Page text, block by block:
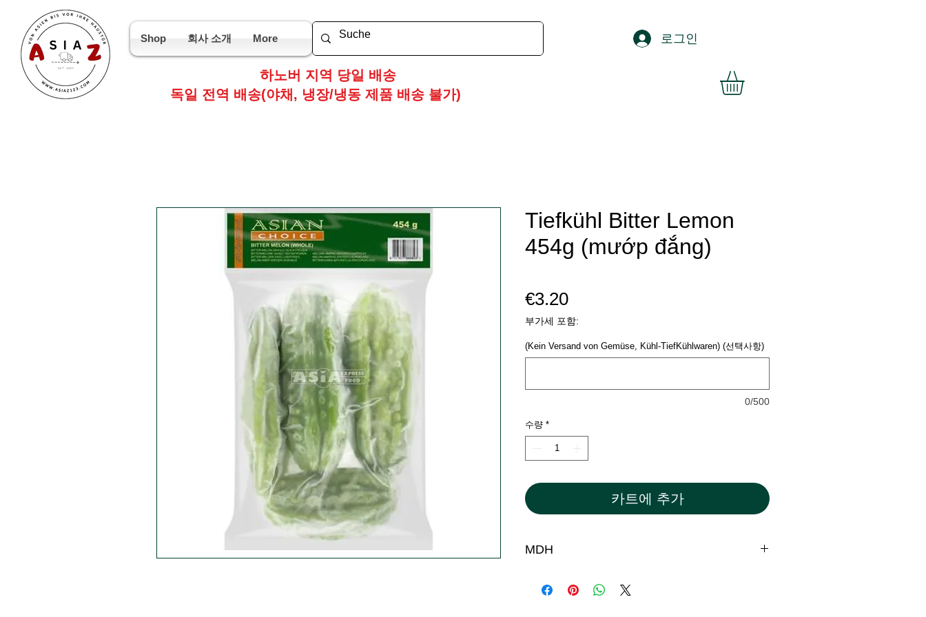
Shop 회사 소개 More 로그인
독일 전역 배송(야채, 냉장/냉동 제품 배송 불가)
하노버 지역 당일 배송
Tiefkühl Bitter Lemon
454g (mướp đắng)
€3.20가
격
부가세 포함:
(Kein Versand von Gemüse, Kühl-TiefKühlwaren) (선택사항)
0/500
수량 *
카트에 추가
MDH